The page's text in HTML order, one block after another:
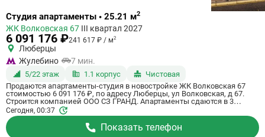
Ссылка
квартиру
Студия апартаменты • 25.21 м2
ЖК Волковская 67 III квартал 2027
6 091 176 ₽241 617 ₽ / м2
Люберцы
Жулебино
7 мин.
5/22 этаж 1.1 корпус
Чистовая
Продаются апартаменты-студия в новостройке ЖК Волковская 67
стоимостью 6 091 176 ₽, по адресу Люберцы, ул Волковская, д 67.
Строится компанией ООО СЗ ГРАНД. Апартаменты сдаются в 3
квартале 2027 года с чистовой отделкой, в 20 минутах на машине от
станции метро Некрасовка. Общая площадь апартаментов - 25.21 кв.
м. Этаж 5 из 21. ID апартаментов на СтройкиРУ 725059, скажите его
когда будете звонить.
Сегодня, 00:37
Показать телефон